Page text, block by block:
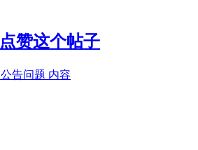
点赞这个帖子
公告问题 内容